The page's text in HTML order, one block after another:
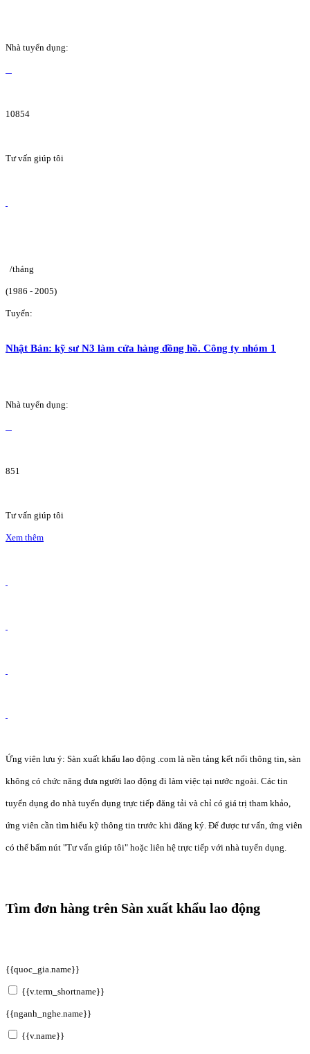
Nhà tuyển dụng:
10854
Tư vấn giúp tôi
/tháng
(1986 - 2005)
Tuyển:
Nhật Bản: kỹ sư N3 làm cửa hàng đồng hồ. Công ty nhóm 1
Nhà tuyển dụng:
851
Tư vấn giúp tôi
Xem thêm
Ứng viên lưu ý: Sàn xuất khẩu lao động .com là nền tảng kết nối thông tin, sàn
không có chức năng đưa người lao động đi làm việc tại nước ngoài. Các tin
tuyển dụng do nhà tuyển dụng trực tiếp đăng tải và chỉ có giá trị tham khảo,
ứng viên cần tìm hiểu kỹ thông tin trước khi đăng ký. Để được tư vấn, ứng viên
có thể bấm nút "Tư vấn giúp tôi" hoặc liên hệ trực tiếp với nhà tuyển dụng.
Tìm đơn hàng trên Sàn xuất khẩu lao động
{{quoc_gia.name}}
{{v.term_shortname}}
{{nganh_nghe.name}}
{{v.name}}